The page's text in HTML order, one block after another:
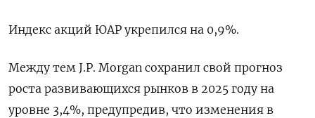
Индекс акций ЮАР укрепился на 0,9%.
Между тем J.P. Morgan сохранил свой прогноз
роста развивающихся рынков в 2025 году на
уровне 3,4%, предупредив, что изменения в